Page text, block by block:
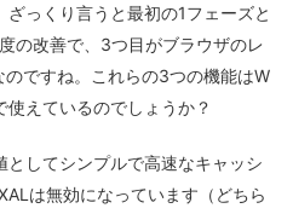
ざっくり言うと最初の1フェーズと
の改善で、3つ目がブラウザのレ
ですね。これらの3つの機能はW
えているのでしょうか？
としてシンプルで高速なキャッシ
は無効になっています（どちら